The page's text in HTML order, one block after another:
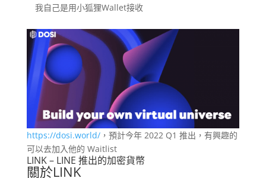
我自己是用小狐狸Wallet接收
https://dosi.world/，預計今年 2022 Q1 推出，有興趣的
可以去加入他的 Waitlist
LINK – LINE 推出的加密貨幣
關於LINK